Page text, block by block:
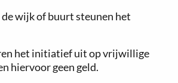
wijk of buurt steunen het
het initiatief uit op vrijwillige
hiervoor geen geld.